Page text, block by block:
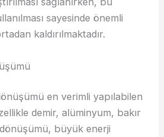
sayesinde önemli
kaldırılmaktadır.
en verimli yapılabilen
demir, alüminyum, bakır
büyük enerji